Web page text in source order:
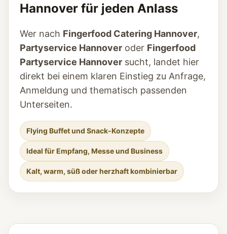
Hannover für jeden Anlass
Wer nach Fingerfood Catering Hannover,
Partyservice Hannover oder Fingerfood
Partyservice Hannover sucht, landet hier
direkt bei einem klaren Einstieg zu Anfrage,
Anmeldung und thematisch passenden
Unterseiten.
Flying Buffet und Snack-Konzepte
Ideal für Empfang, Messe und Business
Kalt, warm, süß oder herzhaft kombinierbar